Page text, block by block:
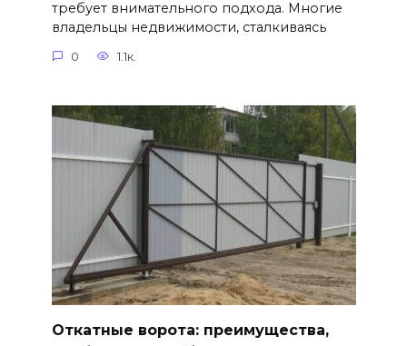
требует внимательного подхода. Многие
владельцы недвижимости, сталкиваясь
0 1.1к.
Откатные ворота: преимущества,